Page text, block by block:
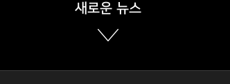
새로운 뉴스